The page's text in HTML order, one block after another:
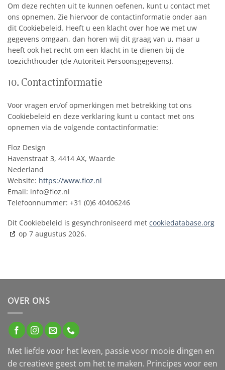
Om deze rechten uit te kunnen oefenen, kunt u contact met
ons opnemen. Zie hiervoor de contactinformatie onder aan
dit Cookiebeleid. Heeft u een klacht over hoe we met uw
gegevens omgaan, dan horen wij dit graag van u, maar u
heeft ook het recht om een klacht in te dienen bij de
toezichthouder (de Autoriteit Persoonsgegevens).
10. Contactinformatie
Voor vragen en/of opmerkingen met betrekking tot ons
Cookiebeleid en deze verklaring kunt u contact met ons
opnemen via de volgende contactinformatie:
Floz Design
Havenstraat 3, 4414 AX, Waarde
Nederland
Website: https://www.floz.nl
Email: info@floz.nl
Telefoonnummer: +31 (0)6 40406246
Dit Cookiebeleid is gesynchroniseerd met cookiedatabase.org
op 7 augustus 2026.
OVER ONS
Met liefde voor het leven, passie voor mooie dingen en
de creatieve geest om het te maken. Principes voor een